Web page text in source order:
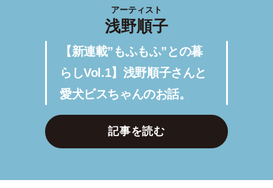
アーティスト
浅野順子
【新連載”もふもふ”との暮
らしVol.1】浅野順子さんと
愛犬ビスちゃんのお話。
記事を読む